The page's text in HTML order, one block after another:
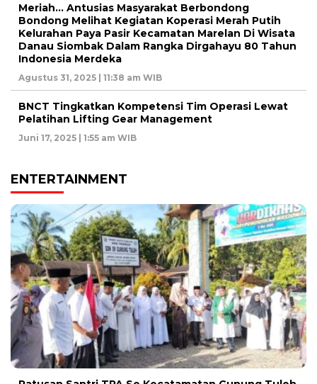
Meriah… Antusias Masyarakat Berbondong
Bondong Melihat Kegiatan Koperasi Merah Putih
Kelurahan Paya Pasir Kecamatan Marelan Di Wisata
Danau Siombak Dalam Rangka Dirgahayu 80 Tahun
Indonesia Merdeka
Agustus 31, 2025 | 11:38 am WIB
BNCT Tingkatkan Kompetensi Tim Operasi Lewat
Pelatihan Lifting Gear Management
Juni 17, 2025 | 1:55 am WIB
ENTERTAINMENT